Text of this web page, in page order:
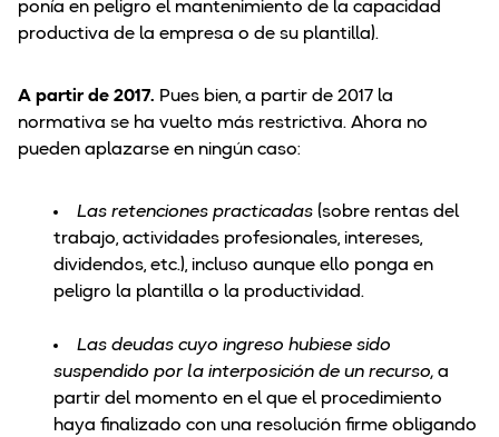
ponía en peligro el mantenimiento de la capacidad
productiva de la empresa o de su plantilla).
A partir de 2017. Pues bien, a partir de 2017 la
normativa se ha vuelto más restrictiva. Ahora no
pueden aplazarse en ningún caso:
Las retenciones practicadas (sobre rentas del
trabajo, actividades profesionales, intereses,
dividendos, etc.), incluso aunque ello ponga en
peligro la plantilla o la productividad.
Las deudas cuyo ingreso hubiese sido
suspendido por la interposición de un recurso, a
partir del momento en el que el procedimiento
haya finalizado con una resolución firme obligando